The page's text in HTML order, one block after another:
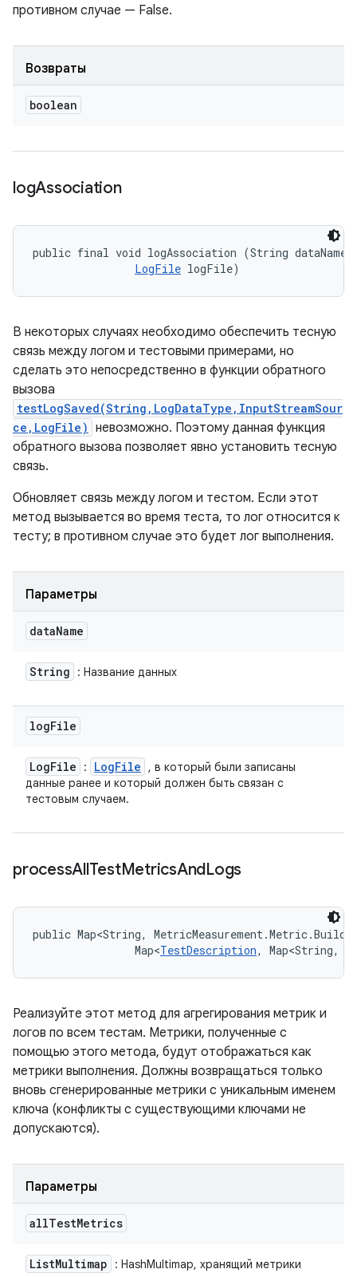
противном случае — False.
Возвраты
boolean
logAssociation
public final void logAssociation (String
LogFile logFile)
В некоторых случаях необходимо обеспечить тесную
связь между логом и тестовыми примерами, но
сделать это непосредственно в функции обратного
вызова
testLogSaved(String,LogDataType,InputStreamSour
ce,LogFile) невозможно. Поэтому данная функция
обратного вызова позволяет явно установить тесную
связь.
Обновляет связь между логом и тестом. Если этот
метод вызывается во время теста, то лог относится к
тесту; в противном случае это будет лог выполнения.
Параметры
dataName
String : Название данных
logFile
LogFile : LogFile
, в который были записаны
данные ранее и который должен быть связан с
тестовым случаем.
processAllTestMetricsAndLogs
public Map<String,
                Map<
TestDescription, Map<String,
Реализуйте этот метод для агрегирования метрик и
логов по всем тестам. Метрики, полученные с
помощью этого метода, будут отображаться как
метрики выполнения. Должны возвращаться только
вновь сгенерированные метрики с уникальным именем
ключа (конфликты с существующими ключами не
допускаются).
Параметры
allTestMetrics
ListMultimap
: HashMultimap, хранящий метрики